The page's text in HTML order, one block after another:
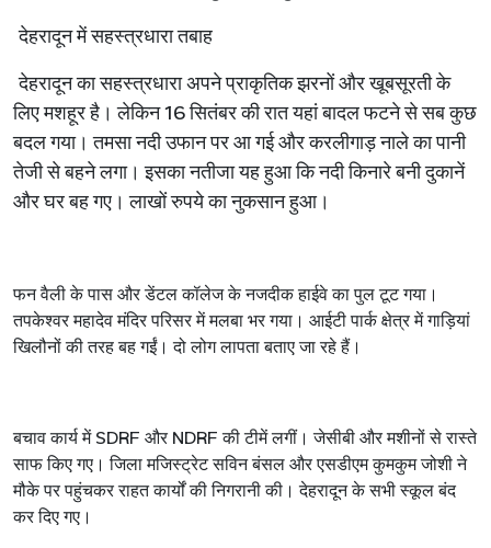
देहरादूनमेंसहस्त्रधारातबाह
देहरादूनकासहस्त्रधाराअपनेप्राकृतिकझरनोंऔरखूबसूरतीके
लिएमशहूरहै। लेकिन16सितंबरकीरातयहांबादलफटनेसेसबकुछ
बदलगया। तमसानदीउफानपरआगईऔरकरलीगाड़नालेकापानी
तेजीसेबहनेलगा। इसकानतीजायहहुआकिनदीकिनारेबनीदुकानें
औरघरबहगए। लाखोंरुपयेकानुकसानहुआ।
फनवैलीकेपासऔरडेंटलकॉलेजकेनजदीकहाईवेकापुलटूटगया।
तपकेश्वरमहादेवमंदिरपरिसरमेंमलबाभरगया। आईटीपार्कक्षेत्रमेंगाड़ियां
खिलौनोंकीतरहबहगईं। दोलोगलापताबताएजारहेहैं।
बचावकार्यमेंSDRF और NDRFकीटीमेंलगीं। जेसीबीऔरमशीनोंसेरास्ते
साफकिएगए। जिलामजिस्ट्रेटसविनबंसलऔरएसडीएमकुमकुमजोशीने
मौकेपरपहुंचकरराहतकार्योंकीनिगरानीकी। देहरादूनकेसभीस्कूलबंद
करदिएगए।